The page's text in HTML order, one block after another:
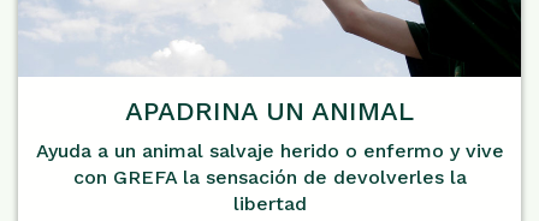
APADRINA UN ANIMAL
Ayuda a un animal salvaje herido o enfermo y vive
con GREFA la sensación de devolverles la
libertad